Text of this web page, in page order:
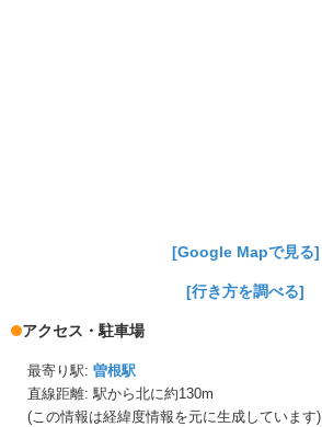
[Google Mapで見る]
[行き方を調べる]
アクセス・駐車場
最寄り駅: 曽根駅
直線距離: 駅から北に約130m
(この情報は経緯度情報を元に生成しています)